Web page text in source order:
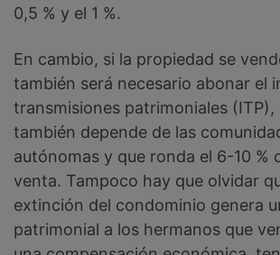
0,5 % y el 1 %.
En cambio, si la propiedad se
también será necesario abonar el
transmisiones patrimoniales
también depende de las
autónomas y que ronda el 6-10 %
venta. Tampoco hay que olvidar
extinción del condominio genera
patrimonial a los hermanos que